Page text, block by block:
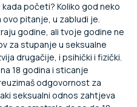
početi? Koliko god neko
pitanje, u zabludi je.
godine, ali tvoje godine ne
za stupanje u seksualne
drugačije, i psihički i fizički.
18 godina i sticanje
odgovornost za
seksualni odnos zahtjeva